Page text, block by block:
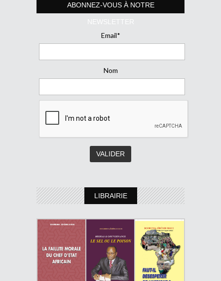
ABONNEZ-VOUS À NOTRE
NEWSLETTER
Email*
Nom
LIBRAIRIE